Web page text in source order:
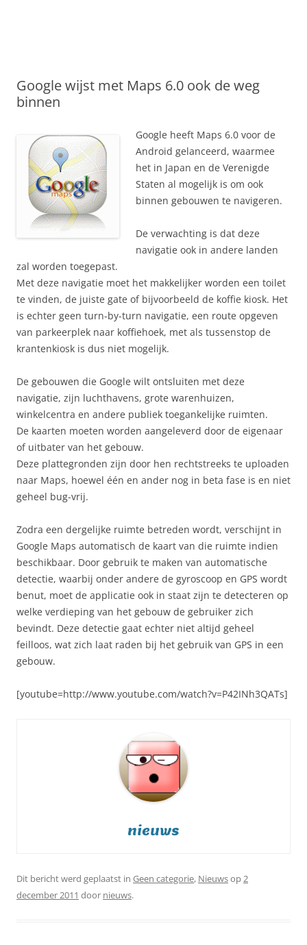
Google wijst met Maps 6.0 ook de weg
binnen
Google heeft Maps 6.0 voor de
Android gelanceerd, waarmee
het in Japan en de Verenigde
Staten al mogelijk is om ook
binnen gebouwen te navigeren.
De verwachting is dat deze
navigatie ook in andere landen
zal worden toegepast.
Met deze navigatie moet het makkelijker worden een toilet
te vinden, de juiste gate of bijvoorbeeld de koffie kiosk. Het
is echter geen turn-by-turn navigatie, een route opgeven
van parkeerplek naar koffiehoek, met als tussenstop de
krantenkiosk is dus niet mogelijk.
De gebouwen die Google wilt ontsluiten met deze
navigatie, zijn luchthavens, grote warenhuizen,
winkelcentra en andere publiek toegankelijke ruimten.
De kaarten moeten worden aangeleverd door de eigenaar
of uitbater van het gebouw.
Deze plattegronden zijn door hen rechtstreeks te uploaden
naar Maps, hoewel één en ander nog in beta fase is en niet
geheel bug-vrij.
Zodra een dergelijke ruimte betreden wordt, verschijnt in
Google Maps automatisch de kaart van die ruimte indien
beschikbaar. Door gebruik te maken van automatische
detectie, waarbij onder andere de gyroscoop en GPS wordt
benut, moet de applicatie ook in staat zijn te detecteren op
welke verdieping van het gebouw de gebruiker zich
bevindt. Deze detectie gaat echter niet altijd geheel
feilloos, wat zich laat raden bij het gebruik van GPS in een
gebouw.
[youtube=http://www.youtube.com/watch?v=P42INh3QATs]
nieuws
Dit bericht werd geplaatst in Geen categorie, Nieuwsop2
december 2011 door nieuws.